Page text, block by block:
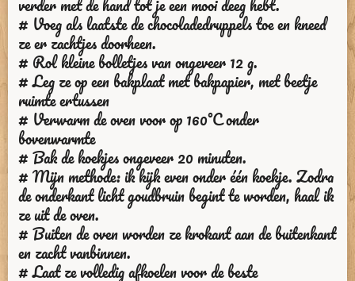
verder met de hand tot je een mooi deeg hebt.
# Voeg als laatste de chocoladedruppels toe en kneed
ze er zachtjes doorheen.
# Rol kleine bolletjes van ongeveer 12 g.
# Leg ze op een bakplaat met bakpapier, met beetje
ruimte ertussen
# Verwarm de oven voor op 160°C onder
bovenwarmte
# Bak de koekjes ongeveer 20 minuten.
# Mijn methode: ik kijk even onder één koekje. Zodra
de onderkant licht goudbruin begint te worden, haal ik
ze uit de oven.
# Buiten de oven worden ze krokant aan de buitenkant
en zacht vanbinnen.
# Laat ze volledig afkoelen voor de beste